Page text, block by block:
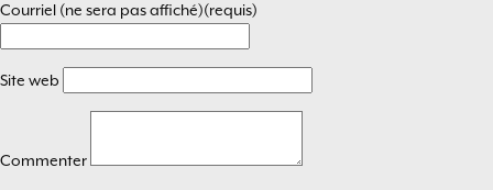
Courriel (ne sera pas affiché)(requis)
Site web
Commenter